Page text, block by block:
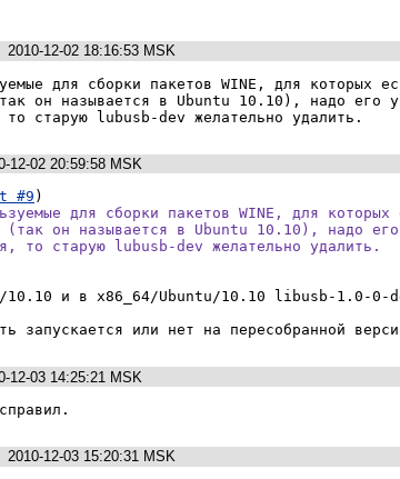
2010-12-02 18:16:53 MSK
для сборки пакетов WINE, для которых
он называется в Ubuntu 10.10), надо его
старую lubusb-dev желательно удалить.
12-02 20:59:58 MSK
#9
для сборки пакетов WINE, для которых
он называется в Ubuntu 10.10), надо его
то старую lubusb-dev желательно удалить.
10.10 и в x86_64/Ubuntu/10.10 libusb-1.0-0-
запускается или нет на пересобранной
12-03 14:25:21 MSK
2010-12-03 15:20:31 MSK